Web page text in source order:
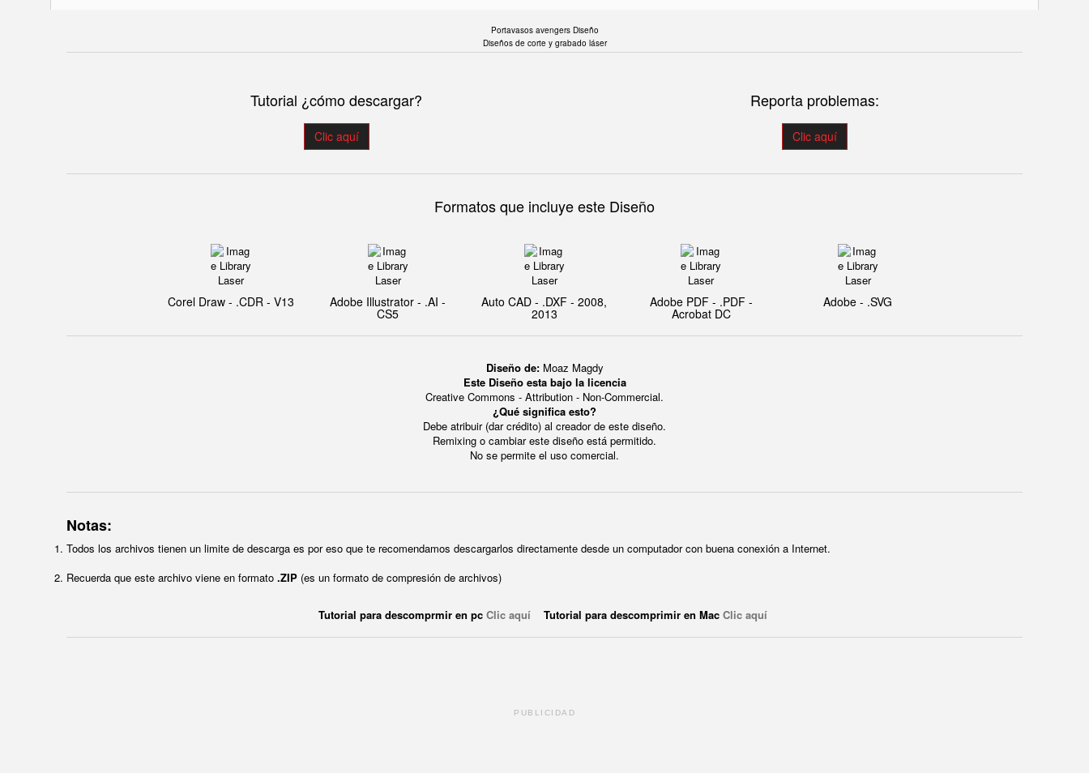
Portavasos avengers Diseño
Diseños de corte y grabado láser
Tutorial ¿cómo descargar?
Clic aquí
Reporta problemas:
Clic aquí
Formatos que incluye este Diseño
Corel Draw - .CDR - V13 Adobe Illustrator - .AI -
CS5
Auto CAD - .DXF - 2008,
2013
Adobe PDF - .PDF -
Acrobat DC
Adobe - .SVG
Diseño de: Moaz Magdy
Este Diseño esta bajo la licencia
Creative Commons - Attribution - Non-Commercial.
¿Qué significa esto?
Debe atribuir (dar crédito) al creador de este diseño.
Remixing o cambiar este diseño está permitido.
No se permite el uso comercial.
Notas:
Todos los archivos tienen un limite de descarga es por eso que te recomendamos descargarlos directamente desde un computador con buena conexión a Internet.
Recuerda que este archivo viene en formato .ZIP (es un formato de compresión de archivos)
Tutorial para descomprmir en pc Clic aquí Tutorial para descomprimir en Mac Clic aquí
PUBLICIDAD